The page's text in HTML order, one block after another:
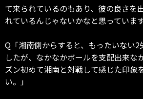
て来られているのもあり、彼の良さを
れているんじゃないかなと思っています
Q「湘南側からすると、もったいない
したが、なかなかボールを支配出来な
ズン初めて湘南と対戦して感じた印象
い。」